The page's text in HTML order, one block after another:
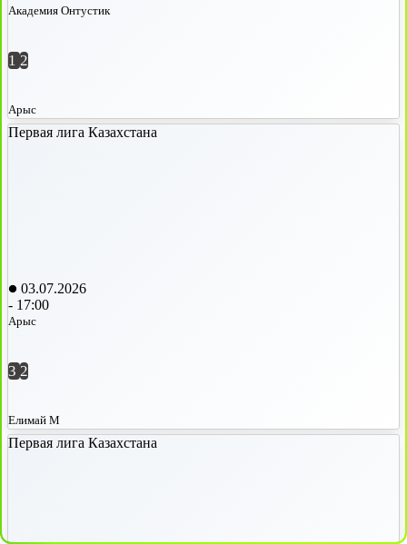
Академия Онтустик
1 2
Арыс
Первая лига Казахстана
03.07.2026
- 17:00
Арыс
3 2
Елимай М
Первая лига Казахстана